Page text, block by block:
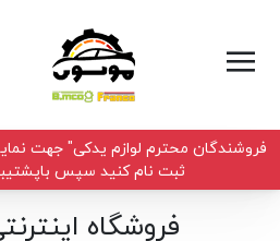
فروشندگان محترم لوازم یدکی" جهت
ثبت نام کنید سپس
فروشگاه